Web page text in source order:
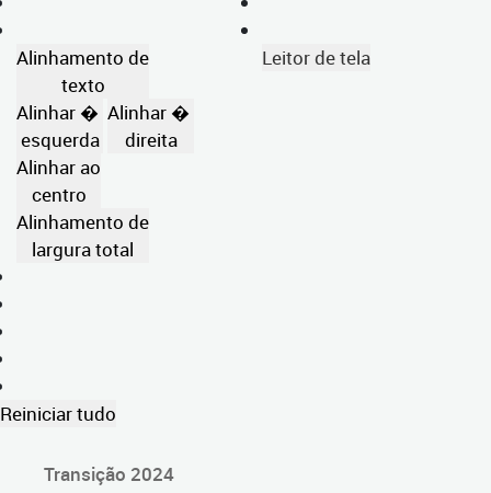
Alinhamento de
texto
Alinhar �
esquerda
Alinhar �
direita
Alinhar ao
centro
Alinhamento de
largura total
Leitor de tela
Reiniciar tudo
Transição 2024